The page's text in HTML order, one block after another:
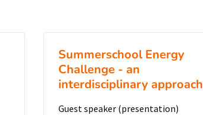
Summerschool Energy
Challenge - an
interdisciplinary approach
Guest speaker (presentation)